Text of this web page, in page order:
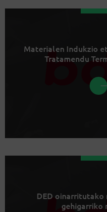
Materialen Indukzio
Tratamendu
DED
gehigarriko